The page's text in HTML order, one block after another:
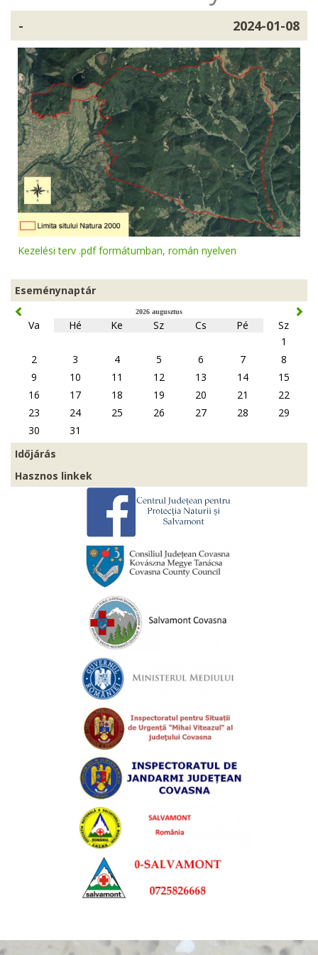
- 2024-01-08
Kezelési terv .pdf formátumban, román nyelven
Eseménynaptár
2026 augusztus
Va Hé Ke Sz Cs Pé
Sz
1
2
3 4 5 6 7
8
9
10 11 12 13 14
15
16
17 18 19 20 21
22
23
24 25 26 27 28
29
30
31
Időjárás
Hasznos linkek